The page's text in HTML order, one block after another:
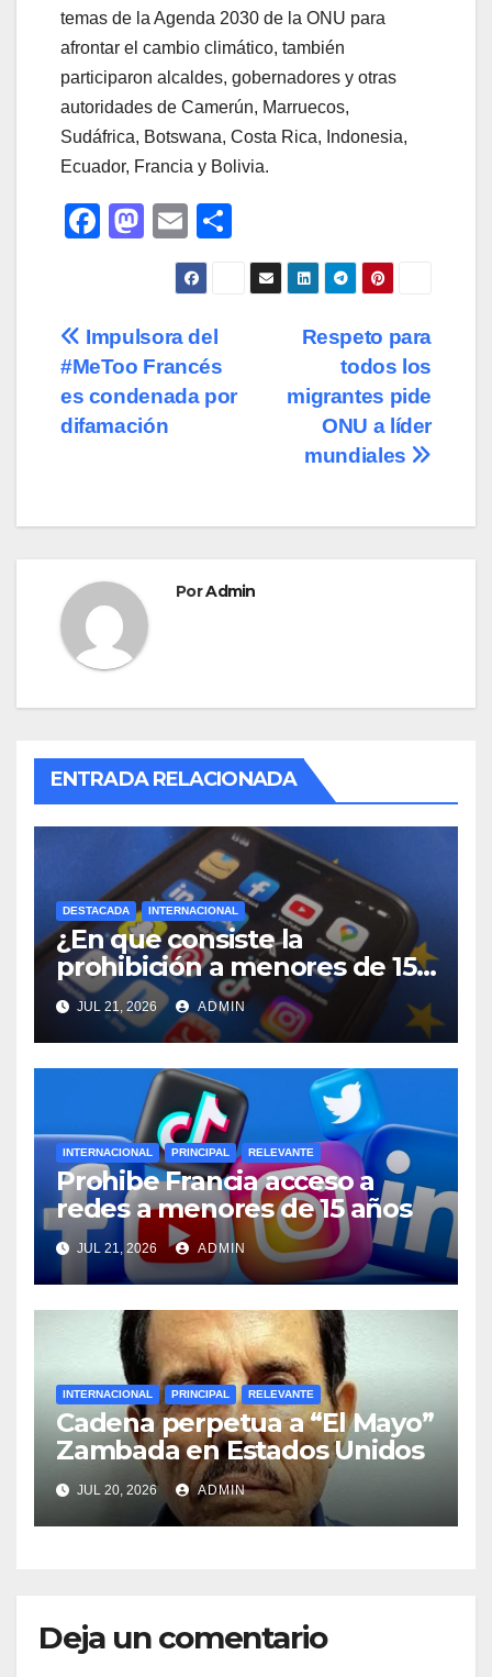
temas de la Agenda 2030 de la ONU para
afrontar el cambio climático, también
participaron alcaldes, gobernadores y otras
autoridades de Camerún, Marruecos,
Sudáfrica, Botswana, Costa Rica, Indonesia,
Ecuador, Francia y Bolivia.
F
e
b
o
o
M
o
d
o
n
E
m
ail
o
m
tir
Navegación
de
entradas
Respeto para
todos los
migrantes pide
ONU a líder
mundiales
Impulsora del
#MeToo Francés
es condenada por
difamación
PorAdmin
ENTRADA RELACIONADA
DESTACADA INTERNACIONAL
¿En que consiste la
prohibición a menores de 15
años acceso a redes sociales
en Francia?
JUL 21, 2026 ADMIN
INTERNACIONAL PRINCIPAL RELEVANTE
Prohibe Francia acceso a
redes a menores de 15 años
JUL 21, 2026 ADMIN
INTERNACIONAL PRINCIPAL RELEVANTE
Cadena perpetua a “El Mayo”
Zambada en Estados Unidos
JUL 20, 2026 ADMIN
Deja un comentario